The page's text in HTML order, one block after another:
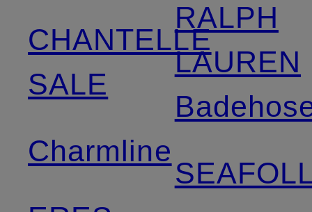
CHANTELLE
SALE
Charmline
RALPH
LAUREN